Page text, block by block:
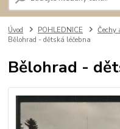
Úvod POHLEDNICE Čechy
Bělohrad - dětská léčebna
Bělohrad -